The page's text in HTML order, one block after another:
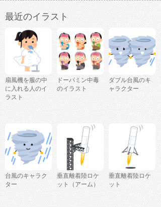
最近のイラスト
扇風機を服の中
に入れる人のイ
ラスト
ドーパミン中毒
のイラスト
ダブル台風のキ
ャラクター
台風のキャラク
ター
垂直離着陸ロケ
ット（アーム）
垂直離着陸ロケ
ット